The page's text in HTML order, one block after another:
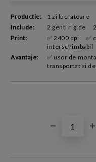
Productie:
1 zi lucratoare
Include:
2 genti rigide
Print:
✅ 2400 dpi ✅
interschimbabil
Avantaje:
✅ usor de
transportat si